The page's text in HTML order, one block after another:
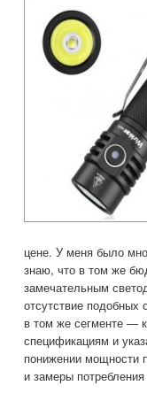
цене. У меня было
знаю, что в том же
замечательным
отсутствие подобных
в том же сегменте —
спецификациям и
понижении мощности
и замеры